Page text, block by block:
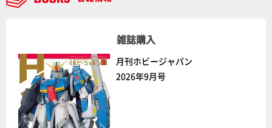
雑誌購入
月刊ホビージャパン
2026年9月号